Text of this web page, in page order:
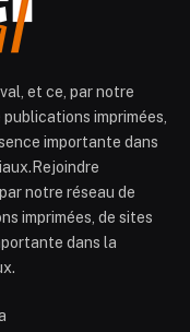
et ce, par notre
imprimées,
importante dans
notre réseau de
imprimées, de sites
dans la